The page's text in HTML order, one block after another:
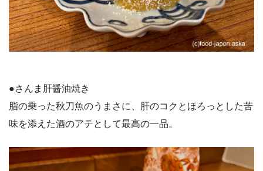
●さんま肝醤油焼き
脂の乗った秋刀魚のうまさに、肝のコクとほろっとした苦
味を添えた酒のアテとして最高の一品。